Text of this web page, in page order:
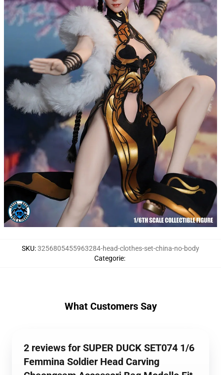
SKU:3256805455963284-head-clothes-set-china-no-body
Categorie:
What Customers Say
2 reviews for SUPER DUCK SET074 1/6
Femmina Soldier Head Carving